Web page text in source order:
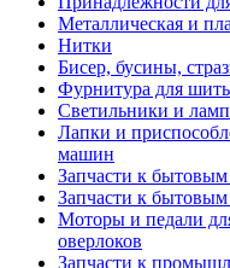
Металлическая и
Нитки
Бисер, бусины,
Фурнитура для
Светильники и
Лапки и
машин
Запчасти к
Запчасти к
Моторы и педали
оверлоков
Запчасти к